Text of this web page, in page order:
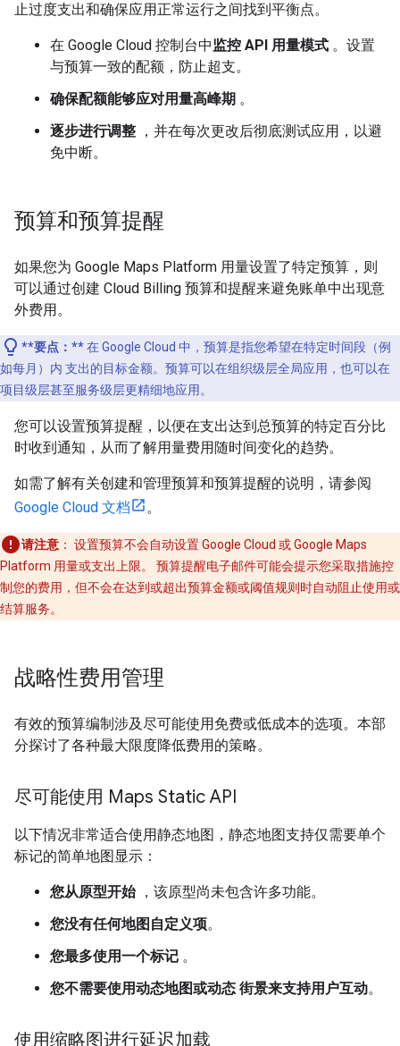
止过度支出和确保应用正常运行之间找到平衡点。
在 Google Cloud 控制台中监控 API 用量模式 。设置
与预算一致的配额，防止超支。
确保配额能够应对用量高峰期 。
逐步进行调整 ，并在每次更改后彻底测试应用，以避
免中断。
预算和预算提醒
如果您为 Google Maps Platform 用量设置了特定预算，则
可以通过创建 Cloud Billing 预算和提醒来避免账单中出现意
外费用。
**要点：**在 Google Cloud 中，预算是指您希望在特定时间段（例
如每月）内 支出的目标金额。预算可以在组织级层全局应用，也可以在
项目级层甚至服务级层更精细地应用。
您可以设置预算提醒，以便在支出达到总预算的特定百分比
时收到通知，从而了解用量费用随时间变化的趋势。
如需了解有关创建和管理预算和预算提醒的说明，请参阅
Google Cloud 文档
。
请注意 ： 设置预算不会自动设置 Google Cloud 或 Google Maps
Platform 用量或支出上限。 预算提醒电子邮件可能会提示您采取措施控
制您的费用，但不会在达到或超出预算金额或阈值规则时自动阻止使用或
结算服务。
战略性费用管理
有效的预算编制涉及尽可能使用免费或低成本的选项。本部
分探讨了各种最大限度降低费用的策略。
尽可能使用 Maps Static API
以下情况非常适合使用静态地图，静态地图支持仅需要单个
标记的简单地图显示：
您从原型开始，该原型尚未包含许多功能。
您没有任何地图自定义项。
您最多使用一个标记 。
您不需要使用动态地图或动态 街景来支持用户互动。
使用缩略图进行延迟加载